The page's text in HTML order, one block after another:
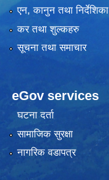
एन, कानुन तथा निर्देशिका
कर तथा शुल्कहरु
सूचना तथा समाचार
eGov services
घटना दर्ता
सामाजिक सुरक्षा
नागरिक वडापत्र